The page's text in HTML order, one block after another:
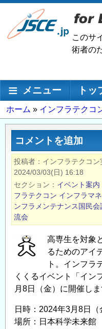
メ
ン
移
このサ
術者の
メインナビゲーション
メニュー ト
パ
ン
ず
ホーム インフラテクコ
コメントを追加
投稿者 インフラテクコン
2024/03/03(日) 16:18
セクション
イベント案内
フラテクコン インフラマ
ンフラメンテナンス国民会
流会
高専生を対象
るためのアイ
ト。インフラ
くくるイベント「イン
月8日（金）に開催しま
日時：2024年3月8日
場所：日本科学未来館